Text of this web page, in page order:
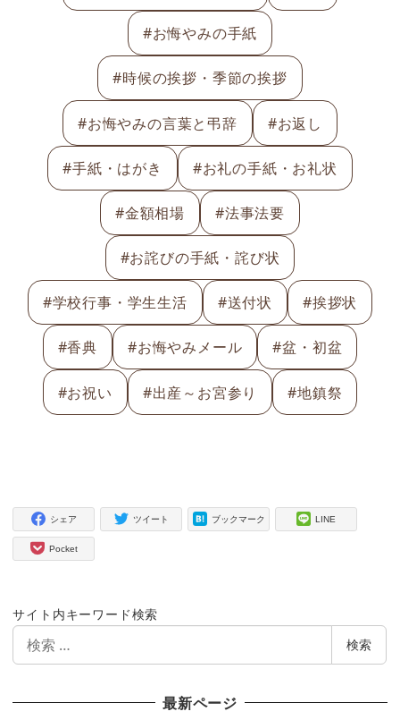
#お悔やみの手紙
#時候の挨拶・季節の挨拶
#お悔やみの言葉と弔辞 #お返し
#手紙・はがき #お礼の手紙・お礼状
#金額相場 #法事法要
#お詫びの手紙・詫び状
#学校行事・学生生活 #送付状 #挨拶状
#香典 #お悔やみメール #盆・初盆
#お祝い #出産～お宮参り #地鎮祭
シェア ツイート ブックマーク LINE
Pocket
サイト内キーワード検索
索
検索
最新ページ